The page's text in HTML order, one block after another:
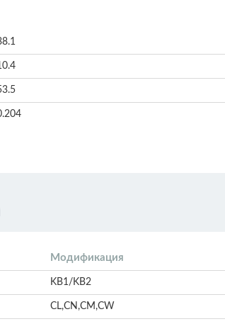
Модификация
KB1/KB2
CL,CN,CM,CW